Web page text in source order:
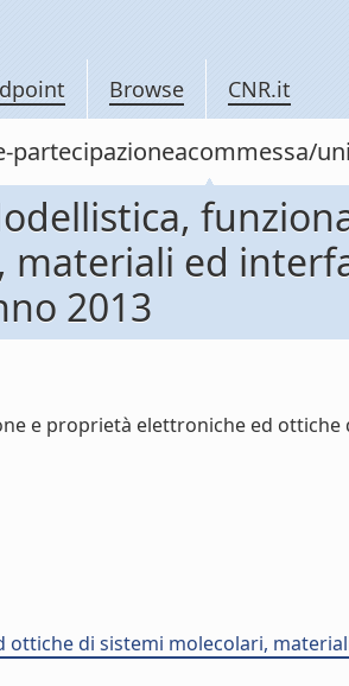
Browse CNR.it
ed
2013
e proprietà elettroniche ed
di sistemi molecolari,